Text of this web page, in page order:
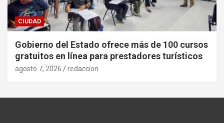
CIUDAD
Gobierno del Estado ofrece más de 100 cursos
gratuitos en línea para prestadores turísticos
agosto 7, 2026 redaccion